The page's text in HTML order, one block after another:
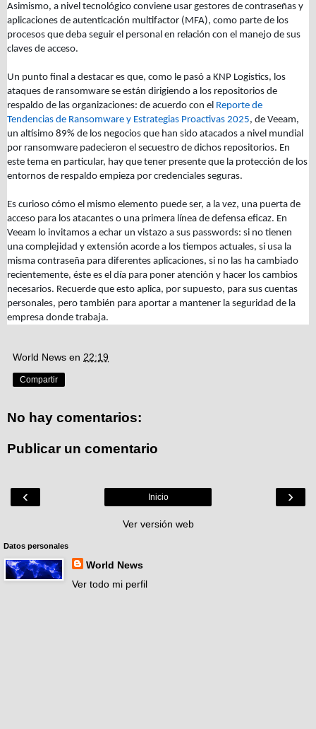
Asimismo, a nivel tecnológico conviene usar gestores de contraseñas y
aplicaciones de autenticación multifactor (MFA), como parte de los
procesos que deba seguir el personal en relación con el manejo de sus
claves de acceso.
Un punto final a destacar es que, como le pasó a KNP Logistics, los
ataques de ransomware se están dirigiendo a los repositorios de
respaldo de las organizaciones: de acuerdo con el Reporte de
Tendencias de Ransomware y Estrategias Proactivas 2025, de Veeam,
un altísimo 89% de los negocios que han sido atacados a nivel mundial
por ransomware padecieron el secuestro de dichos repositorios. En
este tema en particular, hay que tener presente que la protección de los
entornos de respaldo empieza por credenciales seguras.
Es curioso cómo el mismo elemento puede ser, a la vez, una puerta de
acceso para los atacantes o una primera línea de defensa eficaz. En
Veeam lo invitamos a echar un vistazo a sus passwords: si no tienen
una complejidad y extensión acorde a los tiempos actuales, si usa la
misma contraseña para diferentes aplicaciones, si no las ha cambiado
recientemente, éste es el día para poner atención y hacer los cambios
necesarios. Recuerde que esto aplica, por supuesto, para sus cuentas
personales, pero también para aportar a mantener la seguridad de la
empresa donde trabaja.
World News en 22:19
Compartir
No hay comentarios:
Publicar un comentario
‹ ›
Inicio
Ver versión web
Datos personales
World News
Ver todo mi perfil